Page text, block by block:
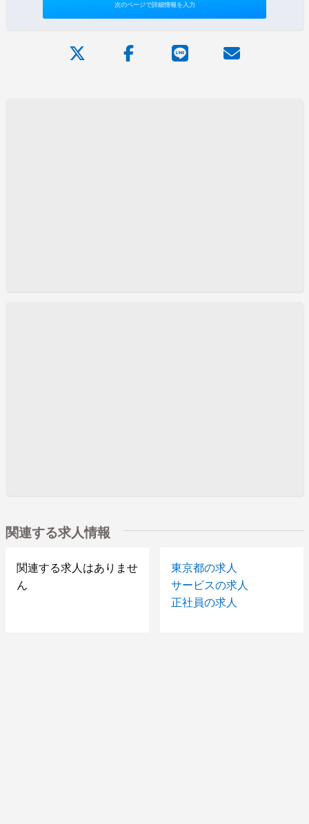
次のページで詳細情報を入力
関連する求人情報
関連する求人はありませ
ん
東京都の求人
サービスの求人
正社員の求人